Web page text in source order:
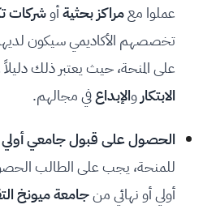
عملوا معمراكز بحثيةأوشركات
تخصصهم الأكاديمي سيكون
على المنحة، حيث يعتبر ذلك
الابتكار والإبداعفي مجالهم.
الحصول على قبول جامعي أولي
للمنحة، يجب على الطالب
أولي أو نهائي منجامعة ميونخ